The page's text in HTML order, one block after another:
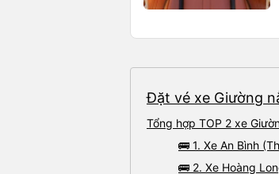
Đặt vé xe Giường
Tổng hợp TOP 2 xe
🚌 1. Xe An Bình
🚌 2. Xe Hoàng